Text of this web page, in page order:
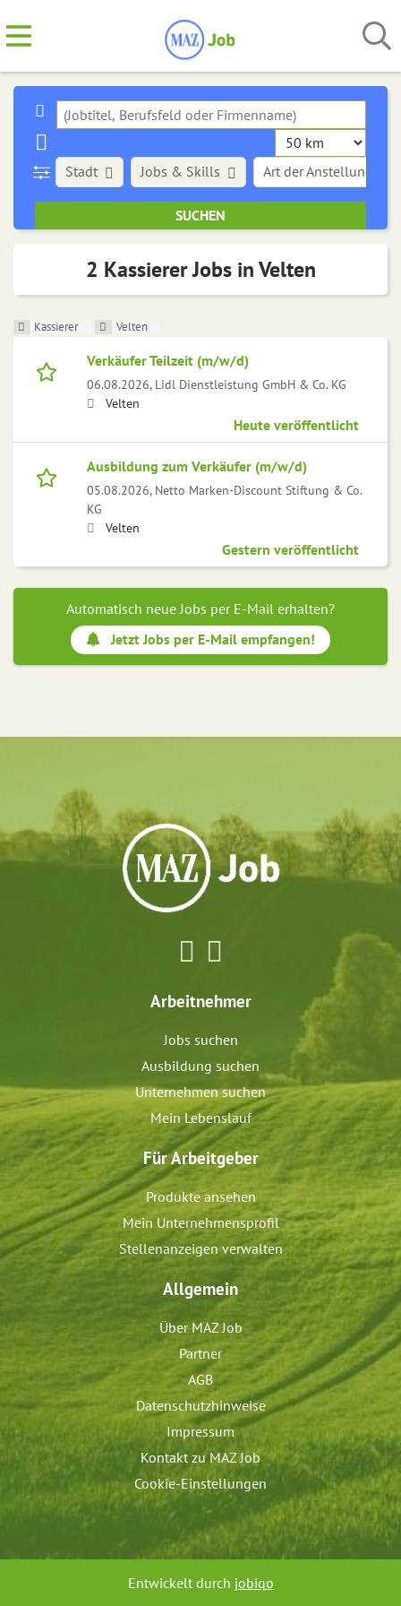
Stadt Art der Anstellung
Jobs & Skills
2 Kassierer Jobs in Velten
Kassierer Velten
Verkäufer Teilzeit (m/w/d)
06.08.2026, Lidl Dienstleistung GmbH & Co. KG
Velten
Heute veröffentlicht
Ausbildung zum Verkäufer (m/w/d)
05.08.2026, Netto Marken-Discount Stiftung & Co.
KG
Velten
Gestern veröffentlicht
Automatisch neue Jobs per E-Mail erhalten?
Jetzt Jobs per E-Mail empfangen!
Arbeitnehmer
Jobs suchen
Ausbildung suchen
Unternehmen suchen
Mein Lebenslauf
Für Arbeitgeber
Produkte ansehen
Mein Unternehmensprofil
Stellenanzeigen verwalten
Allgemein
Über MAZ Job
Partner
AGB
Datenschutzhinweise
Impressum
Kontakt zu MAZ Job
Cookie-Einstellungen
Entwickelt durch jobiqo